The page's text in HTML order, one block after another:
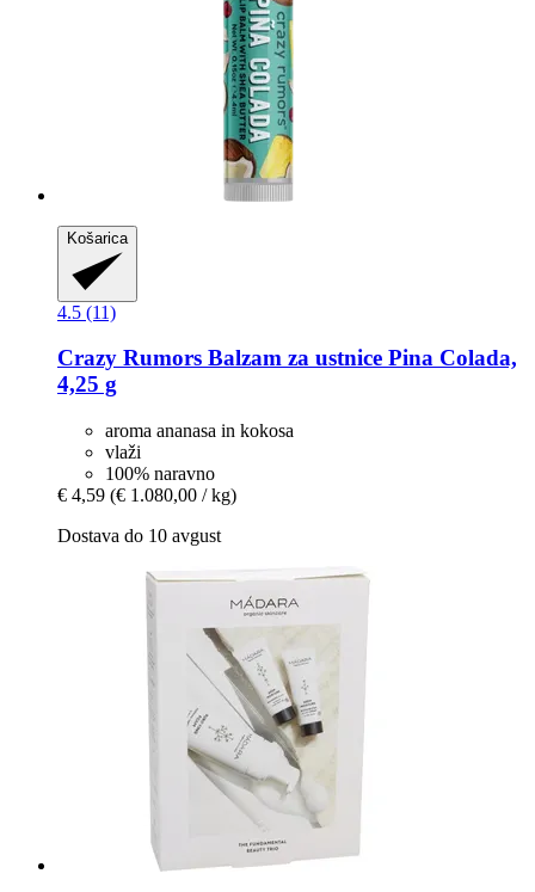
Košarica
4.5 (11)
Crazy Rumors Balzam za ustnice Pina Colada,
4,25 g
aroma ananasa in kokosa
vlaži
100% naravno
€ 4,59 (€ 1.080,00 / kg)
Dostava do 10 avgust